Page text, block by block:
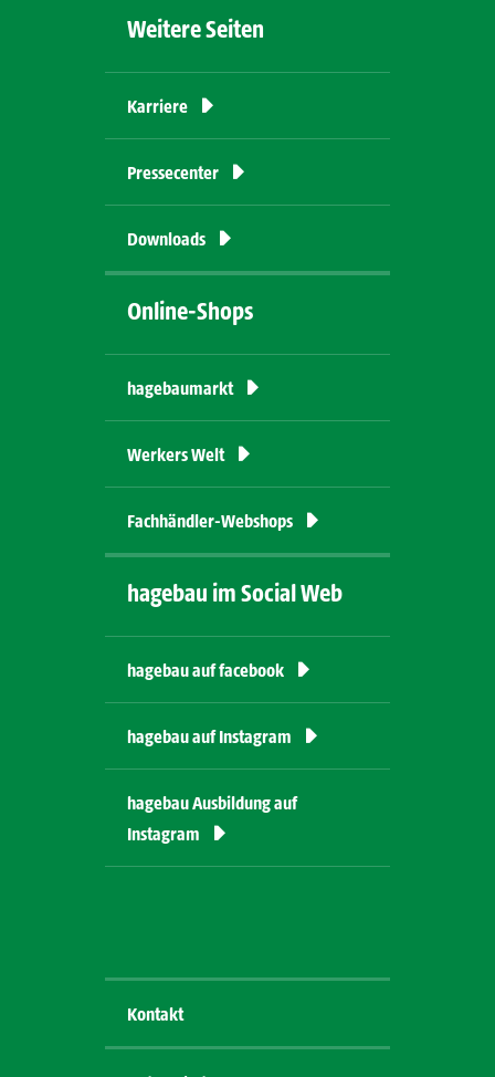
Weitere Seiten
Karriere
Pressecenter
Downloads
Online-Shops
hagebaumarkt
WerkersWelt
Fachhändler-Webshops
hagebau im Social Web
hagebau auffacebook
hagebau auf Instagram
hagebau Ausbildung auf
Instagram
Kontakt